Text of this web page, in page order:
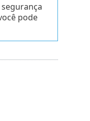
pode